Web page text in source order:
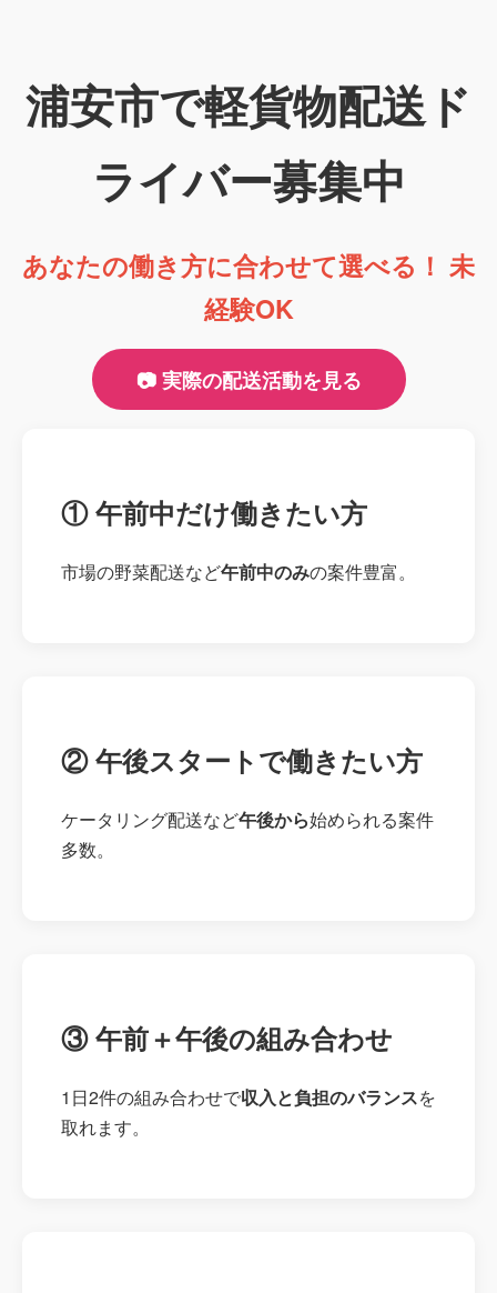
浦安市で軽貨物配送ド
ライバー募集中
あなたの働き方に合わせて選べる！ 未
経験OK
📷 実際の配送活動を見る
① 午前中だけ働きたい方
市場の野菜配送など午前中のみの案件豊富。
② 午後スタートで働きたい方
ケータリング配送など午後から始められる案件
多数。
③ 午前＋午後の組み合わせ
1日2件の組み合わせで収入と負担のバランスを
取れます。